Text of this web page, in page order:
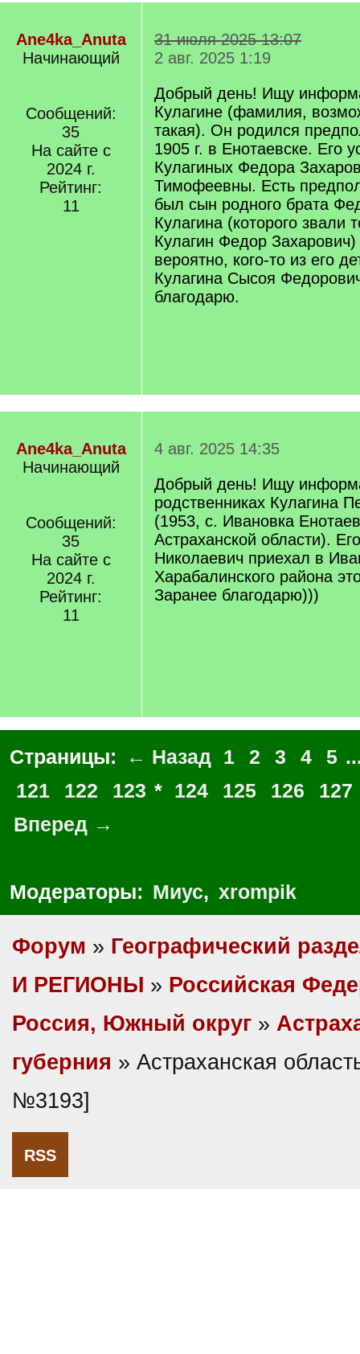
Ane4ka_Anuta
Начинающий
Сообщений:
35
На сайте с
2024 г.
Рейтинг:
11
31 июля 2025 13:07
2 авг. 2025 1:19
Добрый день! Ищу
Кулагине (фамилия,
такая). Он родился
1905 г. в Енотаевске. Его
Кулагиных Федора
Тимофеевны. Есть
был сын родного брата
Кулагина (которого звали
Кулагин Федор
вероятно, кого-то из его
Кулагина Сысоя
благодарю.
Ane4ka_Anuta
Начинающий
Сообщений:
35
На сайте с
2024 г.
Рейтинг:
11
4 авг. 2025 14:35
Добрый день! Ищу
родственниках Кулагина
(1953, с. Ивановка
Астраханской области).
Николаевич приехал в
Харабалинского района
Заранее благодарю)))
Страницы: ← Назад 1 2 3 4 5
121
122 123 * 124 125 126
127
Вперед →
Модераторы: Миус, xrompik
Форум » Географический
И РЕГИОНЫ » Российская
Россия, Южный округ »
губерния » Астраханская
№3193]
RSS